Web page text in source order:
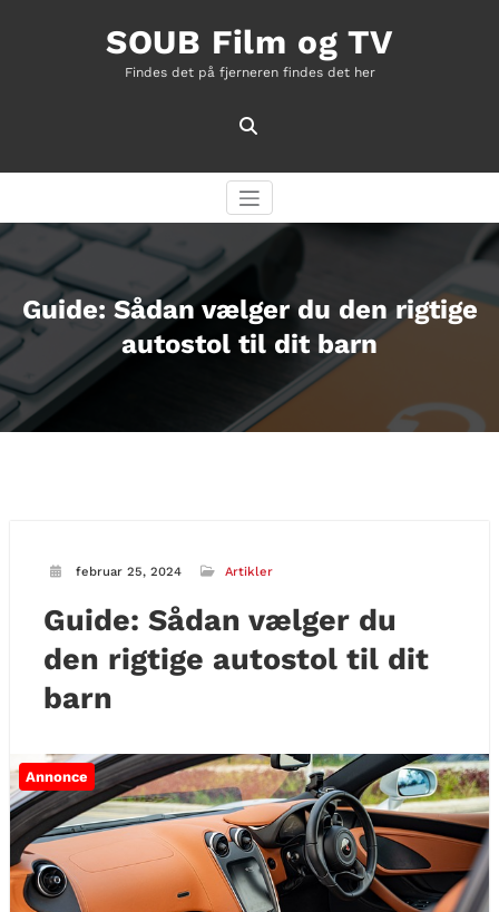
SOUB Film og TV
Findes det på fjerneren findes det her
Guide: Sådan vælger du den rigtige
autostol til dit barn
februar 25, 2024 Artikler
Guide: Sådan vælger du
den rigtige autostol til dit
barn
Annonce